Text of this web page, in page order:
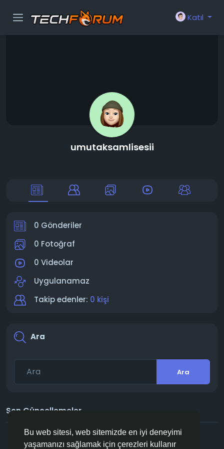
Bu web sitesi, web sitemizde en iyi deneyimi
yaşamanızı sağlamak için çerezleri kullanır
Katıl
umutaksamlisesii
0 Gönderiler
0 Fotoğraf
0 Videolar
Uygulanamaz
Takip edenler: 0 kişi
Ara
Ara
Son Güncellemeler